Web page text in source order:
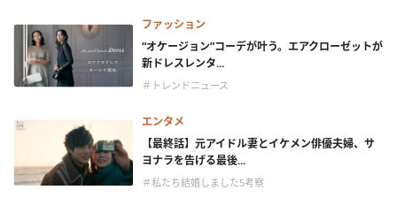
ファッション
“オケージョン”コーデが叶う。エアクローゼットが
新ドレスレンタ...
＃トレンドニュース
エンタメ
【最終話】元アイドル妻とイケメン俳優夫婦、サ
ヨナラを告げる最後...
＃私たち結婚しました5考察